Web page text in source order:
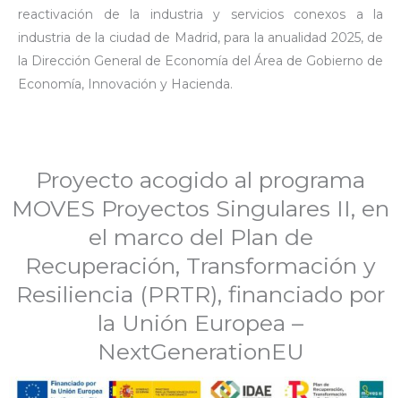
reactivación de la industria y servicios conexos a la
industria de la ciudad de Madrid, para la anualidad 2025, de
la Dirección General de Economía del Área de Gobierno de
Economía, Innovación y Hacienda.
Proyecto acogido al programa
MOVES Proyectos Singulares II, en
el marco del Plan de
Recuperación, Transformación y
Resiliencia (PRTR), financiado por
la Unión Europea –
NextGenerationEU